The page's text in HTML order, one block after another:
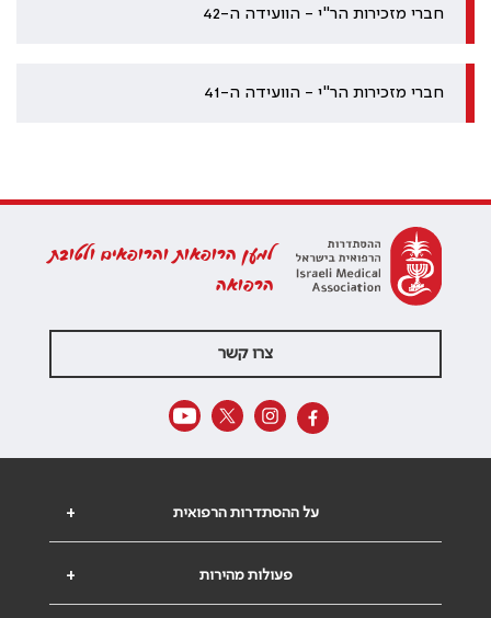
חברי מזכירות הר"י - הוועידה ה-42
חברי מזכירות הר"י - הוועידה ה-41
למען הרופאות והרופאים ולטובת
הרפואה
צרו קשר
+ על ההסתדרות הרפואית
+ פעולות מהירות